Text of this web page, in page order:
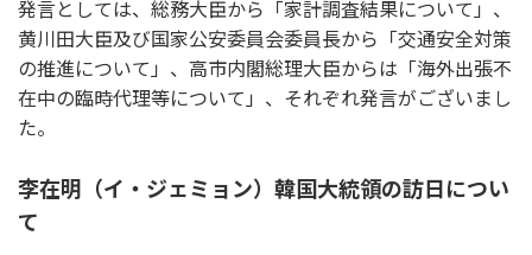
発言としては、総務大臣から「家計調査結果について」、
黄川田大臣及び国家公安委員会委員長から「交通安全対策
の推進について」、高市内閣総理大臣からは「海外出張不
在中の臨時代理等について」、それぞれ発言がございまし
た。
李在明（イ・ジェミョン）韓国大統領の訪日につい
て